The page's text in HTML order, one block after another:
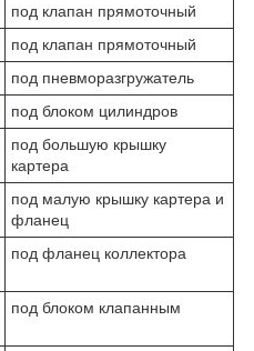
под клапан прямоточный
под клапан прямоточный
под пневморазгружатель
под блоком цилиндров
под большую крышку
картера
под малую крышку картера и
фланец
под фланец коллектора
под блоком клапанным